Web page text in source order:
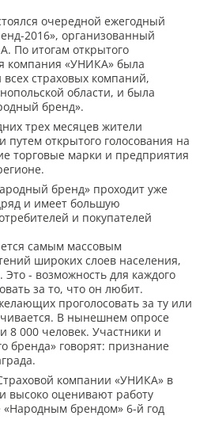
очередной ежегодный
2016», организованный
По итогам открытого
компания «УНИКА» была
страховых компаний,
области, и была
бренд».
трех месяцев жители
путем открытого голосования на
торговые марки и предприятия
бренд» проходит уже
и имеет большую
и покупателей
самым массовым
широких слоев населения,
Это - возможность для каждого
за то, что он любит.
проголосовать за ту или
В нынешнем опросе
8 000 человек. Участники и
бренда» говорят: признание
компании «УНИКА» в
высоко оценивают работу
брендом» 6-й год